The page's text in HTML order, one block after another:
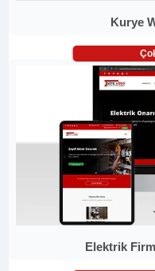
Kurye
Elektrik